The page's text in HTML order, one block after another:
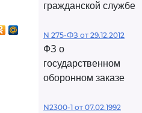
гражданской службе
N 275-ФЗ от 29.12.2012
ФЗ о
государственном
оборонном заказе
N2300-1 от 07.02.1992